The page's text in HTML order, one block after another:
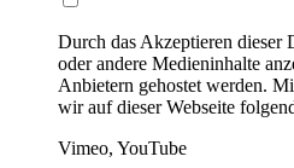
Durch das Akzeptieren dieser
oder andere Medieninhalte
Anbietern gehostet werden.
wir auf dieser Webseite
Vimeo, YouTube